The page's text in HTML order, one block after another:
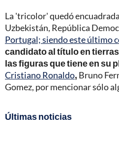
La 'tricolor' quedó
Uzbekistán, República
Portugal; siendo este último
candidato al título en
las figuras que tiene en su
Cristiano Ronaldo, Bruno
Gomez, por mencionar sólo
Últimas noticias